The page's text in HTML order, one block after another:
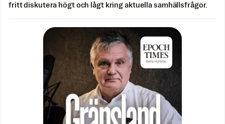
fritt diskutera högt och lågt kring aktuella samhällsfrågor.